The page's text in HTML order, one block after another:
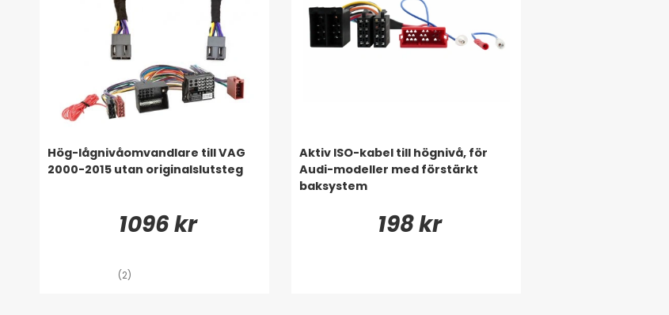
Hög-lågnivåomvandlare till VAG
2000-2015 utan originalslutsteg
1096 kr
(2)
Aktiv ISO-kabel till högnivå, för
Audi-modeller med förstärkt
baksystem
198 kr